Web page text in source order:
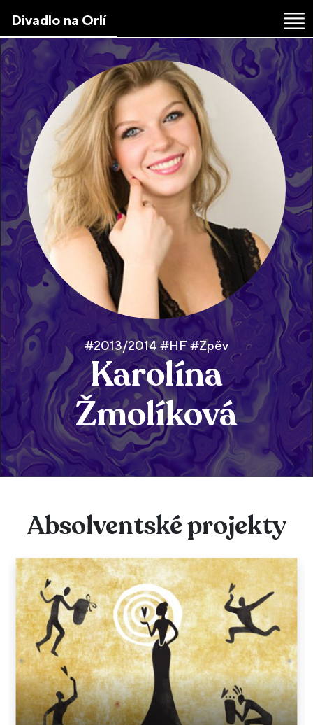
the
content
↷
Divadlo na Orlí
#2013/2014 #HF #Zpěv
Karolína
Žmolíková
Absolventské projekty